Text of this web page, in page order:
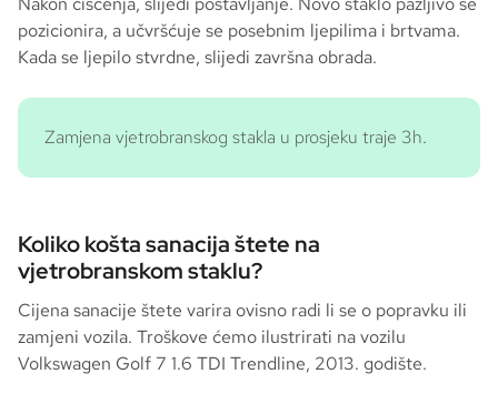
pozicionira, a učvršćuje se posebnim ljepilima i brtvama.
Kada se ljepilo stvrdne, slijedi završna obrada.
Zamjena vjetrobranskog stakla u prosjeku traje 3h.
Koliko košta sanacija štete na
vjetrobranskom staklu?
Cijena sanacije štete varira ovisno radi li se o popravku ili
zamjeni vozila. Troškove ćemo ilustrirati na vozilu
Volkswagen Golf 7 1.6 TDI Trendline, 2013. godište.